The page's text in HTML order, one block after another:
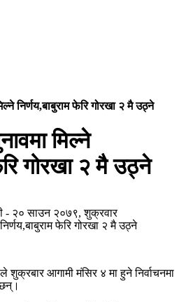
निर्णय,बाबुराम फेरि गोरखा २ मै उठ्ने
मिल्ने
गोरखा २ मै उठ्ने
- २० साउन २०७९, शुक्रवार
शुक्रबार आगामी मंसिर ४ मा हुने निर्वाचनमा